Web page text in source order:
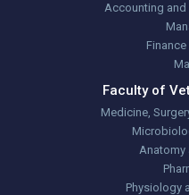
Accounting
Faculty of
Medicine,
Anatomy
Physiology